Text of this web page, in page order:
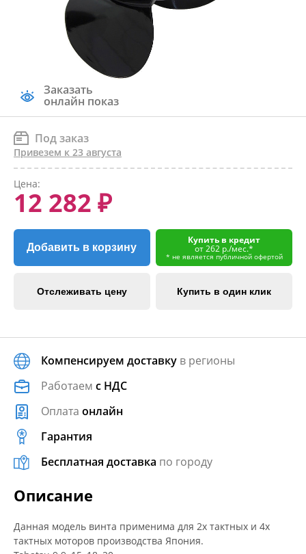
Заказать
онлайн показ
Под заказ
Привезем к 23 августа
Цена:
12 282 ₽
Добавить в корзину
Купить в кредит
от 262 р./мес.*
* не является публичной офертой
Отслеживать цену Купить в один клик
Компенсируем доставку в регионы
Работаем с НДС
Оплата онлайн
Гарантия
Бесплатная доставка по городу
Описание
Данная модель винта применима для 2х тактных и 4х
тактных моторов производства Япония.